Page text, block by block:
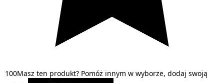
100Masz ten produkt? Pomóż innym w wyborze, dodaj swoją